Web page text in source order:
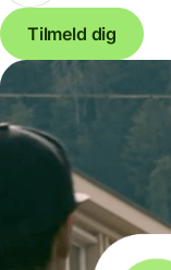
Tilmeld dig